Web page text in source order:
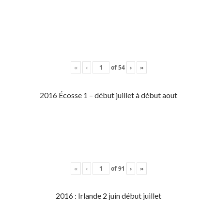
« ‹ of54 › »
2016 Écosse 1 – début juillet à début aout
« ‹ of91 › »
2016 : Irlande 2 juin début juillet